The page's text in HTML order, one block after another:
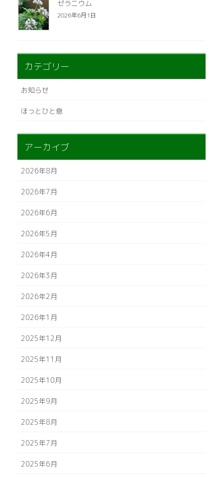
ゼラニウム
2026年6月1日
カテゴリー
お知らせ
ほっとひと息
アーカイブ
2026年8月
2026年7月
2026年6月
2026年5月
2026年4月
2026年3月
2026年2月
2026年1月
2025年12月
2025年11月
2025年10月
2025年9月
2025年8月
2025年7月
2025年6月